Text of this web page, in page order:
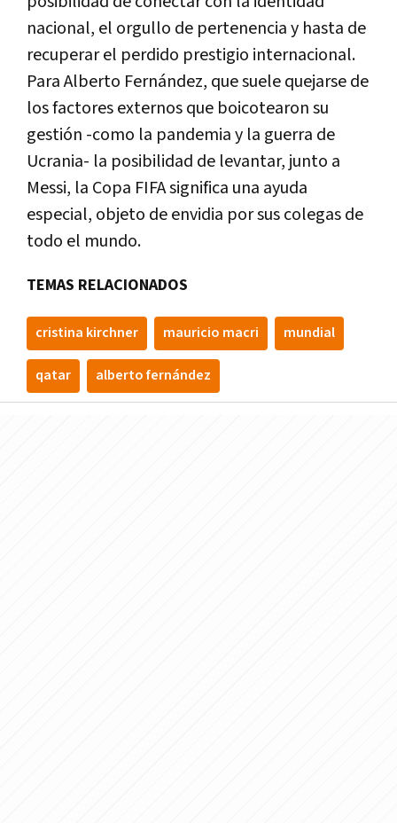
nacional, el orgullo de pertenencia y hasta de
recuperar el perdido prestigio internacional.
Para Alberto Fernández, que suele quejarse de
los factores externos que boicotearon su
gestión -como la pandemia y la guerra de
Ucrania- la posibilidad de levantar, junto a
Messi, la Copa FIFA significa una ayuda
especial, objeto de envidia por sus colegas de
todo el mundo.
TEMAS RELACIONADOS
cristina kirchner mauricio macri mundial
qatar alberto fernández